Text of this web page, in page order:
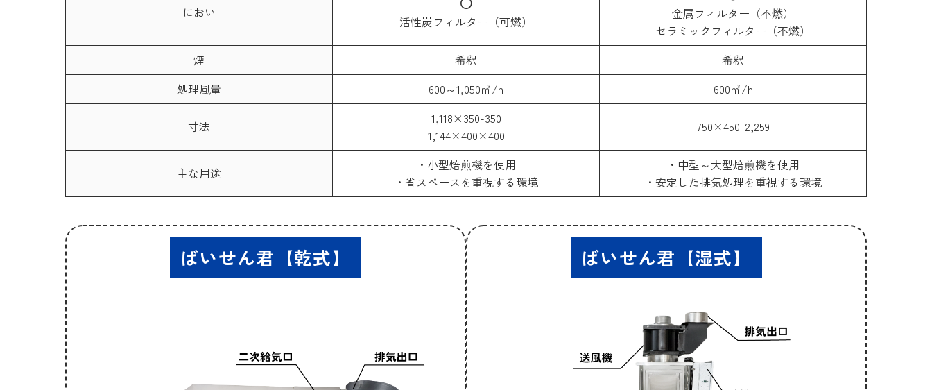
におい
活性炭フィルター（可燃）
金属フィルター（不燃）
セラミックフィルター（不燃）
煙
希釈
希釈
処理風量
600～1,050㎥/h 600㎥/h
寸法
1,118×350-350
1,144×400×400
750×450-2,259
主な用途
・小型焙煎機を使用
・省スペースを重視する環境
・中型～大型焙煎機を使用
・安定した排気処理を重視する環境
ばいせん君【乾式】 ばいせん君【湿式】